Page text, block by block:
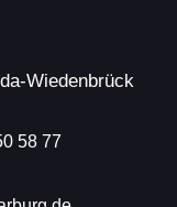
Wiedenbrück
58 77